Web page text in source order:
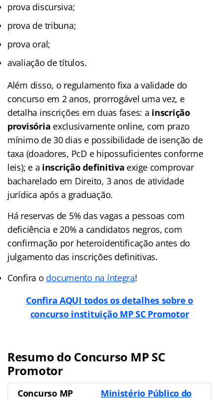
prova discursiva;
prova de tribuna;
prova oral;
avaliação de títulos.
Além disso, o regulamento fixa a validade do
concurso em 2 anos, prorrogável uma vez, e
detalha inscrições em duas fases: a inscrição
provisória exclusivamente online, com prazo
mínimo de 30 dias e possibilidade de isenção de
taxa (doadores, PcD e hipossuficientes conforme
leis); e a inscrição definitiva exige comprovar
bacharelado em Direito, 3 anos de atividade
jurídica após a graduação.
Há reservas de 5% das vagas a pessoas com
deficiência e 20% a candidatos negros, com
confirmação por heteroidentificação antes do
julgamento das inscrições definitivas.
Confira o documento na íntegra!
Confira AQUI todos os detalhes sobre o
concurso instituição MP SC Promotor
Resumo do Concurso MP SC
Promotor
Concurso MP
Ministério Público do